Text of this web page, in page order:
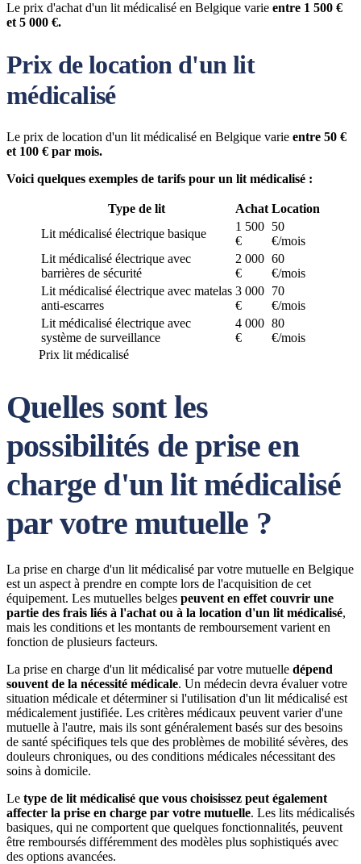
Le prix d'achat d'un lit médicalisé en Belgique varie entre 1 500 €
et 5 000 €.
Prix de location d'un lit
médicalisé
Le prix de location d'un lit médicalisé en Belgique varie entre 50 €
et 100 € par mois.
Voici quelques exemples de tarifs pour un lit médicalisé :
Type de lit Achat Location
Lit médicalisé électrique basique
1 500
€
50
€/mois
Lit médicalisé électrique avec
barrières de sécurité
2 000
€
60
€/mois
Lit médicalisé électrique avec matelas
anti-escarres
3 000
€
70
€/mois
Lit médicalisé électrique avec
système de surveillance
4 000
€
80
€/mois
Prix lit médicalisé
Quelles sont les
possibilités de prise en
charge d'un lit médicalisé
par votre mutuelle ?
La prise en charge d'un lit médicalisé par votre mutuelle en Belgique
est un aspect à prendre en compte lors de l'acquisition de cet
équipement. Les mutuelles belges peuvent en effet couvrir une
partie des frais liés à l'achat ou à la location d'un lit médicalisé,
mais les conditions et les montants de remboursement varient en
fonction de plusieurs facteurs.
La prise en charge d'un lit médicalisé par votre mutuelle dépend
souvent de la nécessité médicale. Un médecin devra évaluer votre
situation médicale et déterminer si l'utilisation d'un lit médicalisé est
médicalement justifiée. Les critères médicaux peuvent varier d'une
mutuelle à l'autre, mais ils sont généralement basés sur des besoins
de santé spécifiques tels que des problèmes de mobilité sévères, des
douleurs chroniques, ou des conditions médicales nécessitant des
soins à domicile.
Le type de lit médicalisé que vous choisissez peut également
affecter la prise en charge par votre mutuelle. Les lits médicalisés
basiques, qui ne comportent que quelques fonctionnalités, peuvent
être remboursés différemment des modèles plus sophistiqués avec
des options avancées.